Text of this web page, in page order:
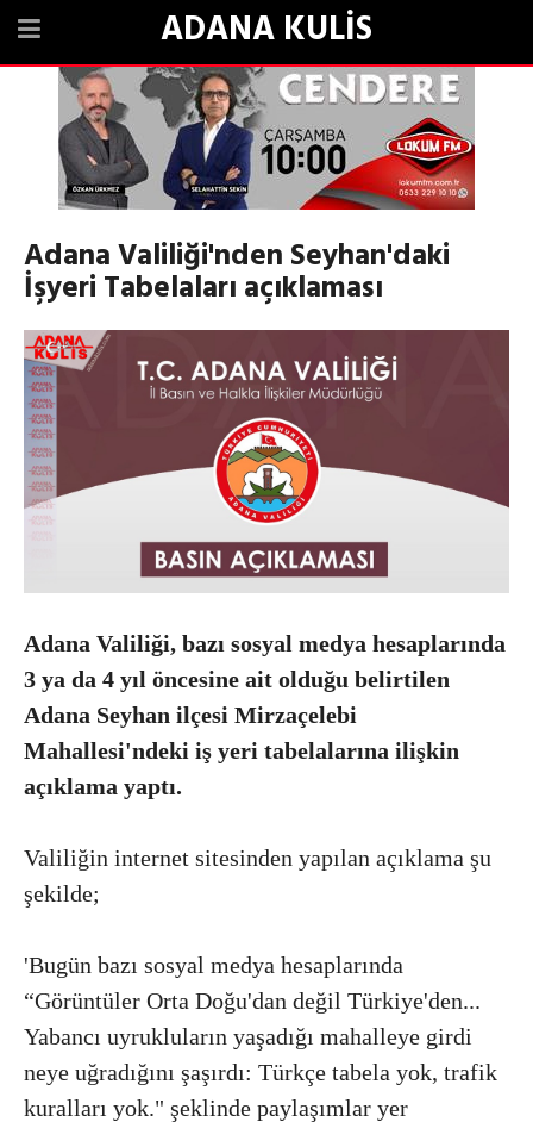
ADANA KULİS
Adana Valiliği'nden Seyhan'daki
İşyeri Tabelaları açıklaması
Adana Valiliği, bazı sosyal medya hesaplarında
3 ya da 4 yıl öncesine ait olduğu belirtilen
Adana Seyhan ilçesi Mirzaçelebi
Mahallesi'ndeki iş yeri tabelalarına ilişkin
açıklama yaptı.
Valiliğin internet sitesinden yapılan açıklama şu
şekilde;
'Bugün bazı sosyal medya hesaplarında
“Görüntüler Orta Doğu'dan değil Türkiye'den...
Yabancı uyrukluların yaşadığı mahalleye girdi
neye uğradığını şaşırdı: Türkçe tabela yok, trafik
kuralları yok." şeklinde paylaşımlar yer